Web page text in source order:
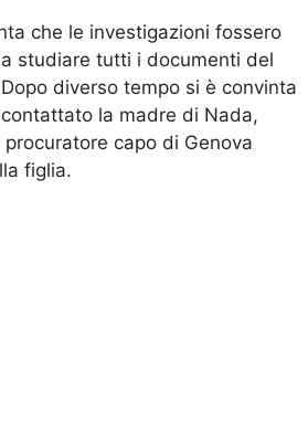
che le investigazioni fossero
studiare tutti i documenti del
diverso tempo si è convinta
la madre di Nada,
capo di Genova
figlia.